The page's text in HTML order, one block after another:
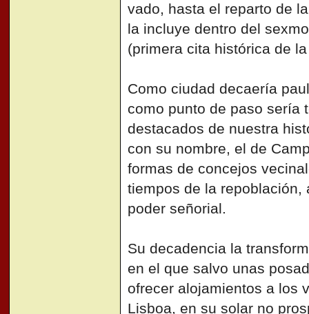
vado, hasta el reparto de
la incluye dentro del
(primera cita histórica de
Como ciudad decaería
como punto de paso sería
destacados de nuestra
con su nombre, el de
formas de concejos
tiempos de la repoblación,
poder señorial.
Su decadencia la
en el que salvo unas
ofrecer alojamientos a los
Lisboa, en su solar no